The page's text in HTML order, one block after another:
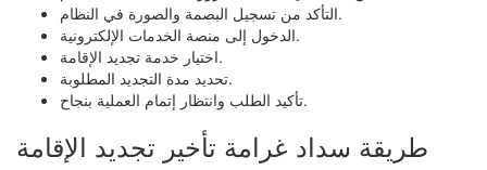
التأكد من تسجيل البصمة والصورة في النظام.
الدخول إلى منصة الخدمات الإلكترونية.
اختيار خدمة تجديد الإقامة.
تحديد مدة التجديد المطلوبة.
تأكيد الطلب وانتظار إتمام العملية بنجاح.
طريقة سداد غرامة تأخير تجديد الإقامة